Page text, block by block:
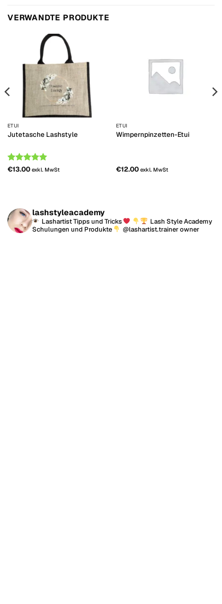
VERWANDTE PRODUKTE
ETUI
Jutetasche Lashstyle
Bemessungs
€13.00 exkl. MwSt
ETUI
Wimpernpinzetten-Etui
€12.00 exkl. MwSt
lashstyleacademy
Lashartist Tipps und Tricks
Lash Style Academy
Schulungen und Produkte
@lashartist.trainer owner